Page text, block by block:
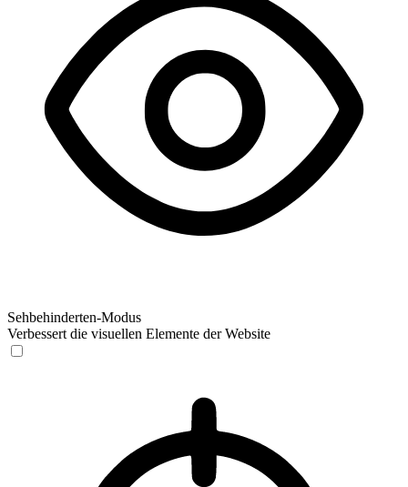
Sehbehinderten-Modus
Verbessert die visuellen Elemente der Website